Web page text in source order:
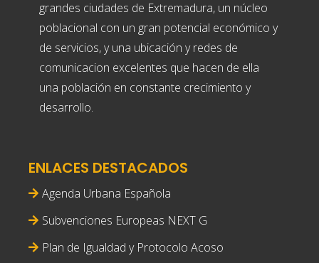
grandes ciudades de Extremadura, un núcleo
poblacional con un gran potencial económico y
de servicios, y una ubicación y redes de
comunicacion excelentes que hacen de ella
una población en constante crecimiento y
desarrollo.
ENLACES DESTACADOS
Agenda Urbana Española
Subvenciones Europeas NEXT G
Plan de Igualdad y Protocolo Acoso